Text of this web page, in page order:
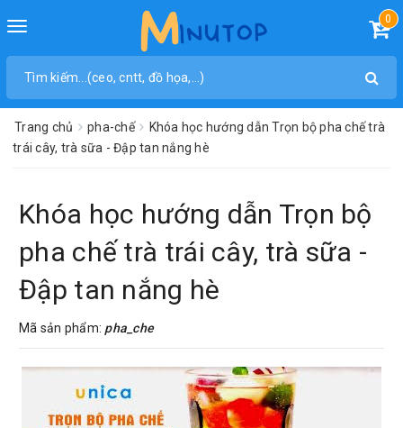
Toggle
0
Trang chủ pha-chế
Khóa học hướng dẫn Trọn bộ pha chế trà
trái cây, trà sữa - Đập tan nắng hè
Khóa học hướng dẫn Trọn bộ
pha chế trà trái cây, trà sữa -
Đập tan nắng hè
Mã sản phẩm: pha_che